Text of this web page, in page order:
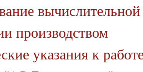
производством
указания к